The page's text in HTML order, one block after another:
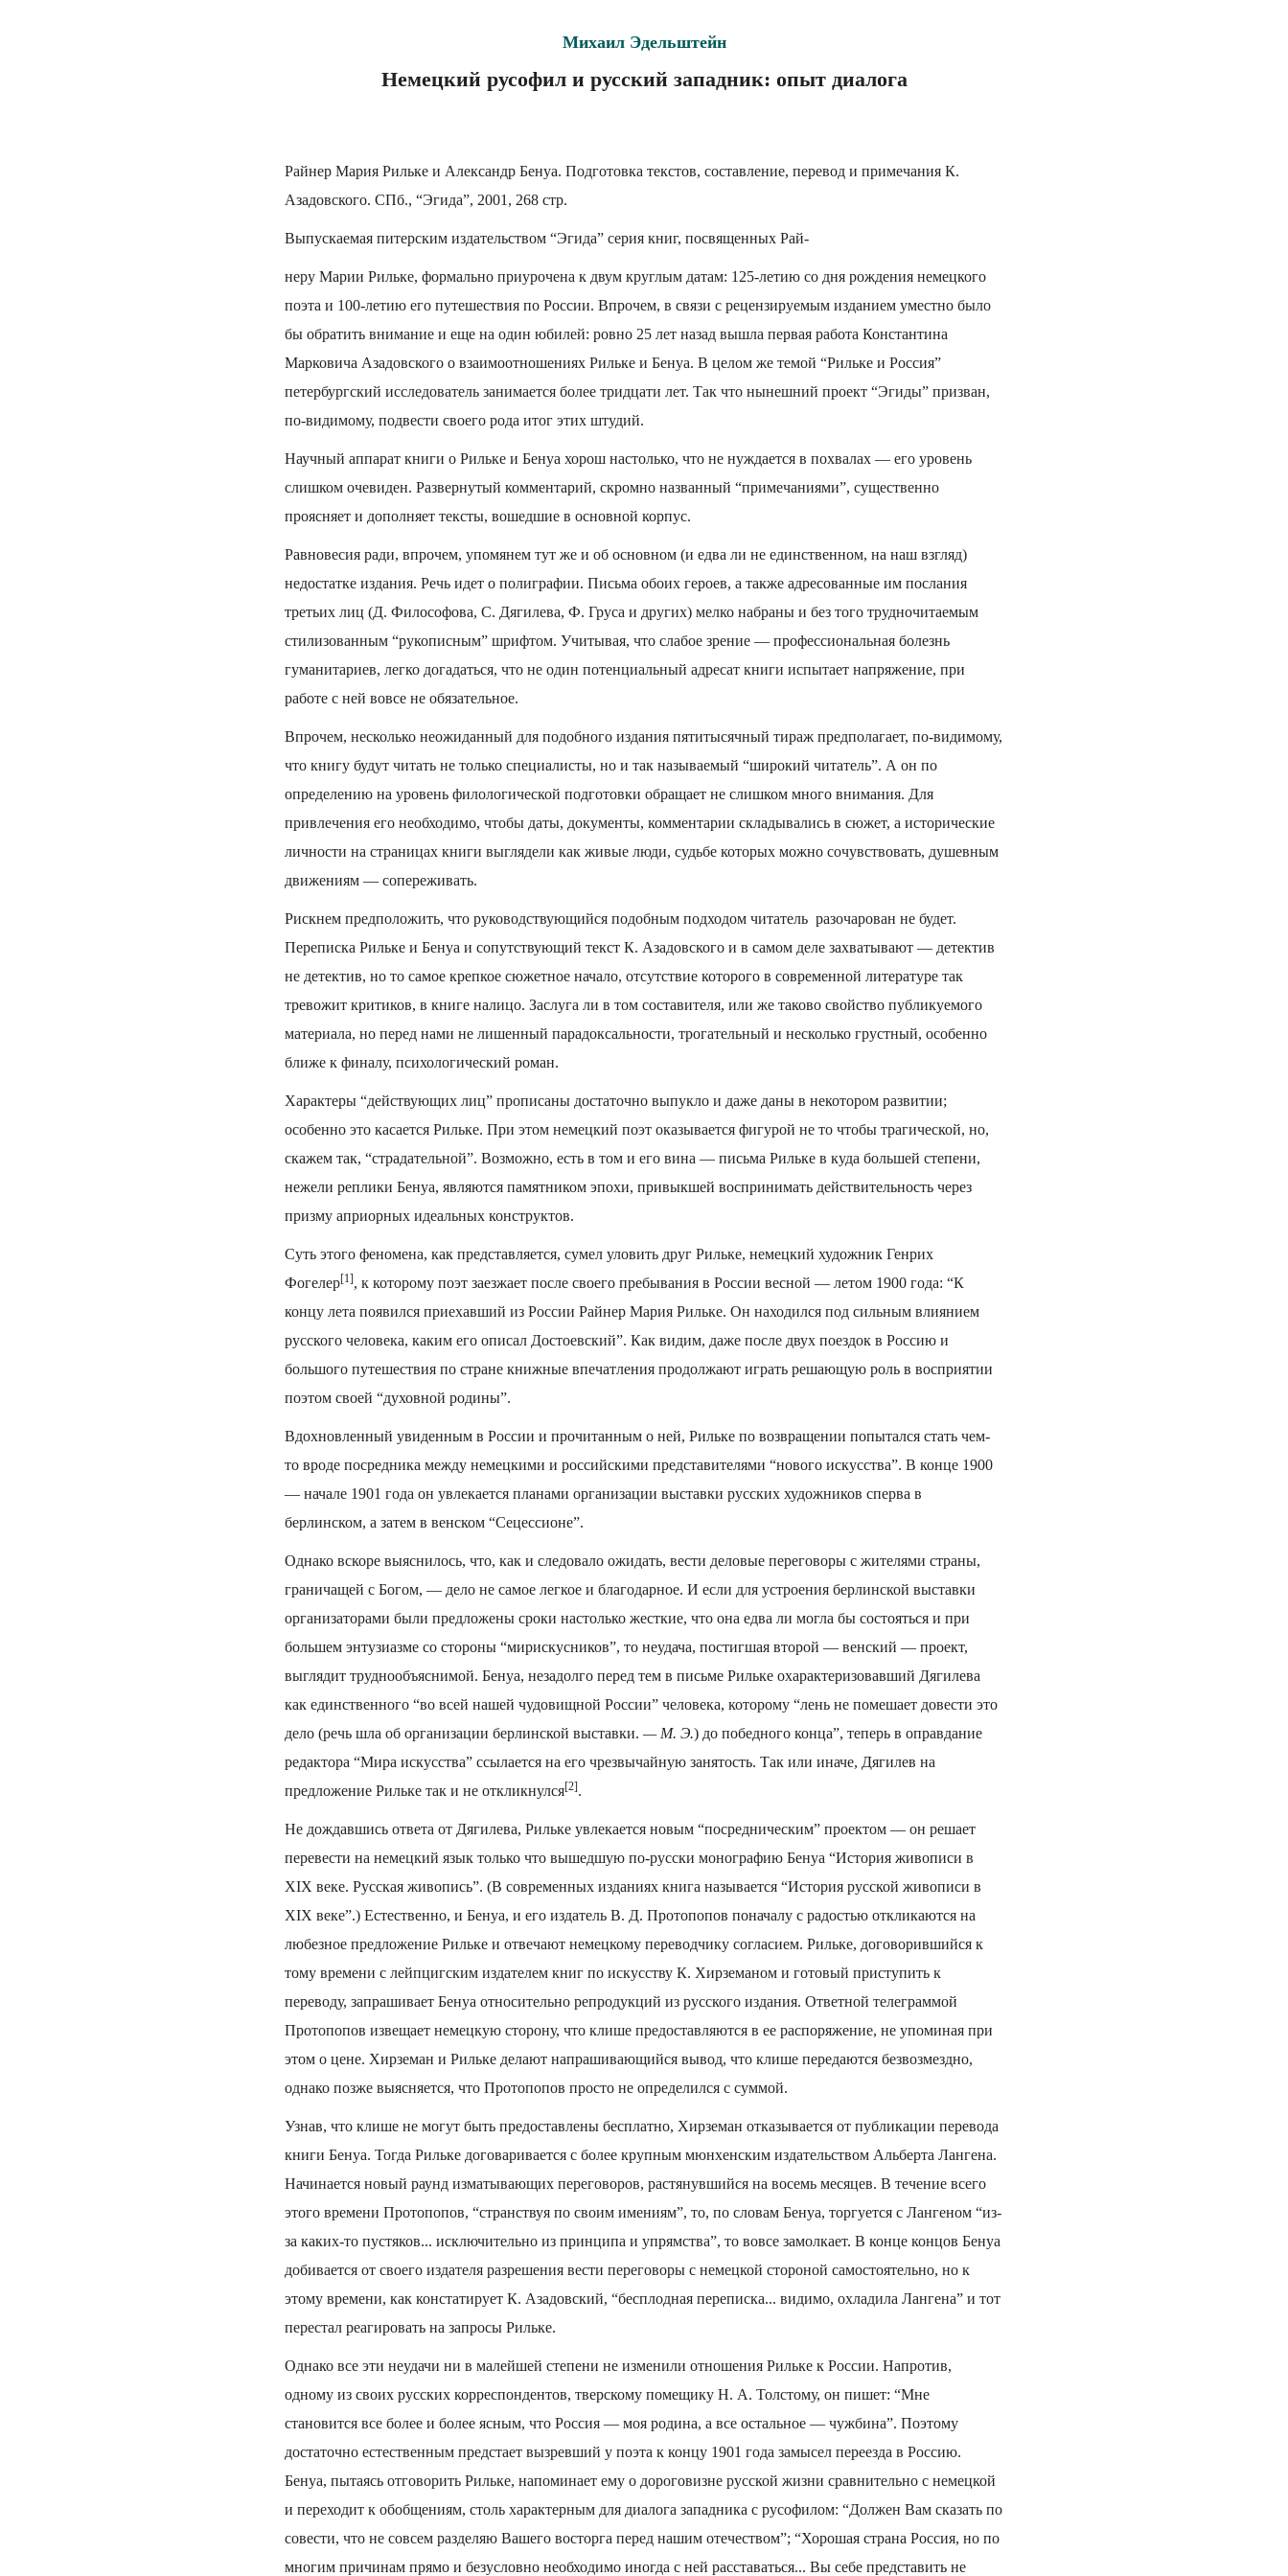
Михаил Эдельштейн
Немецкий русофил и русский западник: опыт диалога
Райнер Мария Рильке и Александр Бенуа. Подготовка текстов, составление, перевод и примечания К.
Азадовского. СПб., “Эгида”, 2001, 268 стр.
Выпускаемая питерским издательством “Эгида” серия книг, посвященных Рай-
неру Марии Рильке, формально приурочена к двум круглым датам: 125-летию со дня рождения немецкого
поэта и 100-летию его путешествия по России. Впрочем, в связи с рецензируемым изданием уместно было
бы обратить внимание и еще на один юбилей: ровно 25 лет назад вышла первая работа Константина
Марковича Азадовского о взаимоотношениях Рильке и Бенуа. В целом же темой “Рильке и Россия”
петербургский исследователь занимается более тридцати лет. Так что нынешний проект “Эгиды” призван,
по-видимому, подвести своего рода итог этих штудий.
Научный аппарат книги о Рильке и Бенуа хорош настолько, что не нуждается в похвалах — его уровень
слишком очевиден. Развернутый комментарий, скромно названный “примечаниями”, существенно
проясняет и дополняет тексты, вошедшие в основной корпус.
Равновесия ради, впрочем, упомянем тут же и об основном (и едва ли не единственном, на наш взгляд)
недостатке издания. Речь идет о полиграфии. Письма обоих героев, а также адресованные им послания
третьих лиц (Д. Философова, С. Дягилева, Ф. Груса и других) мелко набраны и без того трудночитаемым
стилизованным “рукописным” шрифтом. Учитывая, что слабое зрение — профессиональная болезнь
гуманитариев, легко догадаться, что не один потенциальный адресат книги испытает напряжение, при
работе с ней вовсе не обязательное.
Впрочем, несколько неожиданный для подобного издания пятитысячный тираж предполагает, по-видимому,
что книгу будут читать не только специалисты, но и так называемый “широкий читатель”. А он по
определению на уровень филологической подготовки обращает не слишком много внимания. Для
привлечения его необходимо, чтобы даты, документы, комментарии складывались в сюжет, а исторические
личности на страницах книги выглядели как живые люди, судьбе которых можно сочувствовать, душевным
движениям — сопереживать.
Рискнем предположить, что руководствующийся подобным подходом читатель разочарован не будет.
Переписка Рильке и Бенуа и сопутствующий текст К. Азадовского и в самом деле захватывают — детектив
не детектив, но то самое крепкое сюжет­ное начало, отсутствие которого в современной литературе так
тревожит критиков, в книге налицо. Заслуга ли в том составителя, или же таково свойство публикуемого
материала, но перед нами не лишенный парадоксальности, трогательный и несколько грустный, особенно
ближе к финалу, психологический роман.
Характеры “действующих лиц” прописаны достаточно выпукло и даже даны в некотором развитии;
особенно это касается Рильке. При этом немецкий поэт оказывается фигурой не то чтобы трагической, но,
скажем так, “страдательной”. Возможно, есть в том и его вина — письма Рильке в куда большей степени,
нежели реплики Бенуа, являются памятником эпохи, привыкшей воспринимать действительность через
призму априорных идеальных конструктов.
Суть этого феномена, как представляется, сумел уловить друг Рильке, немецкий художник Генрих
Фогелер[1], к которому поэт заезжает после своего пребывания в России весной — летом 1900 года: “К
концу лета появился приехавший из России Райнер Мария Рильке. Он находился под сильным влиянием
русского человека, каким его описал Достоевский”. Как видим, даже после двух поездок в Россию и
большого путешествия по стране книжные впечатления продолжают играть решающую роль в восприятии
поэтом своей “духовной родины”.
Вдохновленный увиденным в России и прочитанным о ней, Рильке по возвращении попытался стать чем-
то вроде посредника между немецкими и российскими представителями “нового искусства”. В конце 1900
— начале 1901 года он увлекается планами организации выставки русских художников сперва в
берлинском, а затем в венском “Сецессионе”.
Однако вскоре выяснилось, что, как и следовало ожидать, вести деловые переговоры с жителями страны,
граничащей с Богом, — дело не самое легкое и благодарное. И если для устроения берлинской выставки
организаторами были предложены сроки настолько жесткие, что она едва ли могла бы состояться и при
большем энтузиазме со стороны “мирискусников”, то неудача, постигшая второй — венский — проект,
выглядит труднообъяснимой. Бенуа, незадолго перед тем в письме Рильке охарактеризовавший Дягилева
как единственного “во всей нашей чудовищной России” человека, которому “лень не помешает довести это
дело (речь шла об организации берлинской выставки. — М. Э.) до победного конца”, теперь в оправдание
редактора “Мира искусства” ссылается на его чрезвычайную занятость. Так или иначе, Дягилев на
предложение Рильке так и не откликнулся[2].
Не дождавшись ответа от Дягилева, Рильке увлекается новым “посредниче­ским” проектом — он решает
перевести на немецкий язык только что вышедшую по-русски монографию Бенуа “История живописи в
XIX веке. Русская живопись”. (В современных изданиях книга называется “История русской живописи в
XIX веке”.) Естественно, и Бенуа, и его издатель В. Д. Протопопов поначалу с радостью откликаются на
любезное предложение Рильке и отвечают немецкому переводчику согласием. Рильке, договорившийся к
тому времени с лейпцигским изда­телем книг по искусству К. Хирземаном и готовый приступить к
переводу, за­прашивает Бенуа относительно репродукций из русского издания. Ответной телеграммой
Протопопов извещает немецкую сторону, что клише предоставляются в ее распоряжение, не упоминая при
этом о цене. Хирземан и Рильке делают напрашивающийся вывод, что клише передаются безвозмездно,
однако позже выясняется, что Протопопов просто не определился с суммой.
Узнав, что клише не могут быть предоставлены бесплатно, Хирземан отказывается от публикации перевода
книги Бенуа. Тогда Рильке договаривается с более крупным мюнхенским издательством Альберта Лангена.
Начинается новый раунд изматывающих переговоров, растянувшийся на восемь месяцев. В течение всего
этого времени Протопопов, “странствуя по своим имениям”, то, по словам Бенуа, торгуется с Лангеном “из-
за каких-то пустяков... исключительно из принципа и упрямства”, то вовсе замолкает. В конце концов Бенуа
добивается от своего издателя разрешения вести переговоры с немецкой стороной самостоятельно, но к
этому времени, как констатирует К. Азадовский, “бесплодная переписка... видимо, охладила Лангена” и тот
перестал реагировать на запросы Рильке.
Однако все эти неудачи ни в малейшей степени не изменили отношения Рильке к России. Напротив,
одному из своих русских корреспондентов, тверскому помещику Н. А. Толстому, он пишет: “Мне
становится все более и более ясным, что Россия — моя родина, а все остальное — чужбина”. Поэтому
достаточно естественным предстает вызревший у поэта к концу 1901 года замысел переезда в Россию.
Бенуа, пытаясь отговорить Рильке, напоминает ему о дороговизне русской жизни сравнительно с немецкой
и переходит к обобщениям, столь характерным для диалога западника с русофилом: “Должен Вам сказать по
совести, что не совсем разделяю Вашего восторга перед нашим отечеством”; “Хорошая страна Россия, но по
многим причинам прямо и безусловно необходимо иногда с ней расставаться... Вы себе представить не